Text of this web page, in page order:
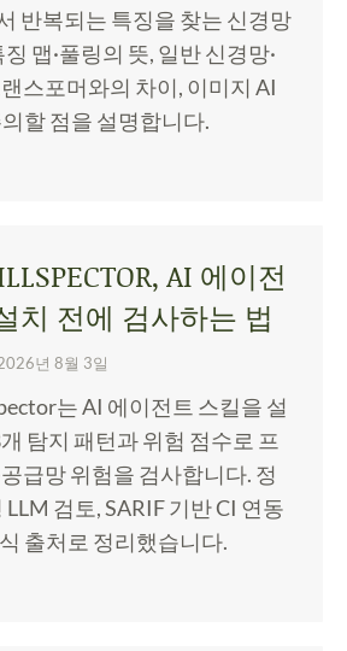
반복되는 특징을 찾는 신경망
맵·풀링의 뜻, 일반 신경망·
스포머와의 차이, 이미지 AI
할 점을 설명합니다.
AI 에이전
치 전에 검사하는 법
년 8월 3일
는 AI 에이전트 스킬을 설
탐지 패턴과 위험 점수로 프
급망 위험을 검사합니다. 정
검토, SARIF 기반 CI 연동
출처로 정리했습니다.